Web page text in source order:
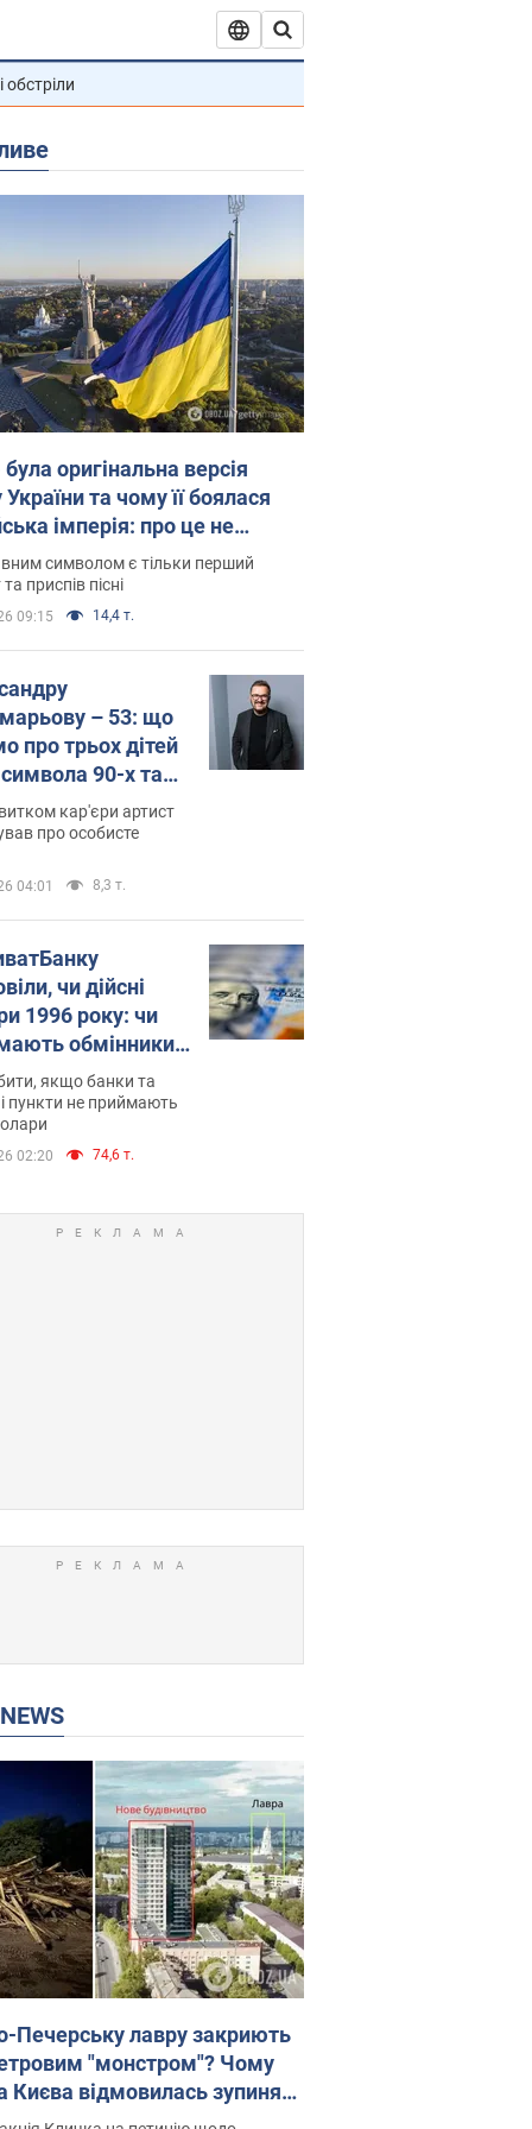
обстріли
оригінальна версія
України та чому її боялася
імперія: про це не
у школі
символом є тільки перший
приспів пісні
09:15 14,4 т.
– 53: що
про трьох дітей
90-х та
вони
кар'єри артист
про особисте
04:01 8,3 т.
чи дійсні
1996 року: чи
обмінники
такі купюри
якщо банки та
пункти не приймають
02:20 74,6 т.
NEWS
Печерську лавру закриють
"монстром"? Чому
Києва відмовилась зупиняти
хмарочоса